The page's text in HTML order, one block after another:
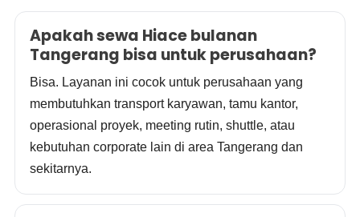
Apakah sewa Hiace bulanan
Tangerang bisa untuk perusahaan?
Bisa. Layanan ini cocok untuk perusahaan yang
membutuhkan transport karyawan, tamu kantor,
operasional proyek, meeting rutin, shuttle, atau
kebutuhan corporate lain di area Tangerang dan
sekitarnya.